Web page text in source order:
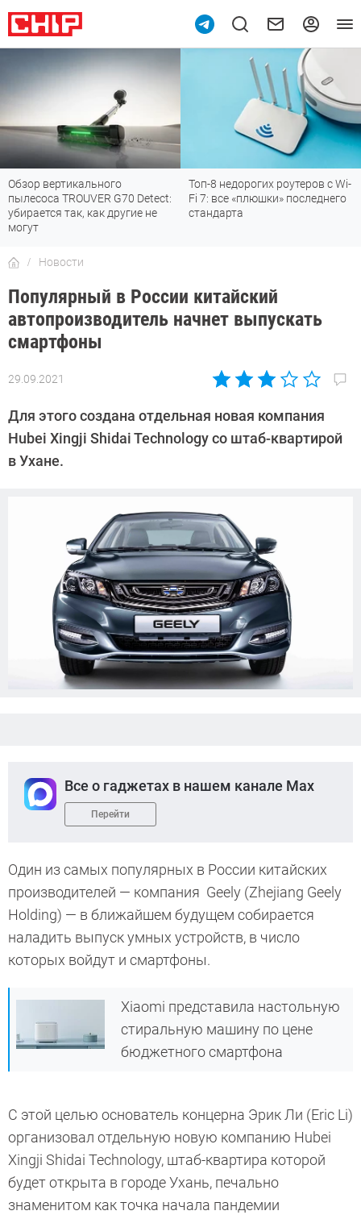
Обзор вертикального
пылесоса TROUVER G70 Detect:
убирается так, как другие не
могут
Топ-8 недорогих роутеров с Wi-
Fi 7: все «плюшки» последнего
стандарта
Новости
Популярный в России китайский
автопроизводитель начнет выпускать
смартфоны
29.09.2021
Автор:
Кошик
Для этого создана отдельная новая компания
Hubei Xingji Shidai Technology со штаб-квартирой
в Ухане.
Все о гаджетах в нашем канале Max
Перейти
Один из самых популярных в России китайских
производителей — компания Geely (Zhejiang Geely
Holding) — в ближайшем будущем собирается
наладить выпуск умных устройств, в число
которых войдут и смартфоны.
Xiaomi представила настольную
стиральную машину по цене
бюджетного смартфона
С этой целью основатель концерна Эрик Ли (Eric Li)
организовал отдельную новую компанию Hubei
Xingji Shidai Technology, штаб-квартира которой
будет открыта в городе Ухань, печально
знаменитом как точка начала пандемии